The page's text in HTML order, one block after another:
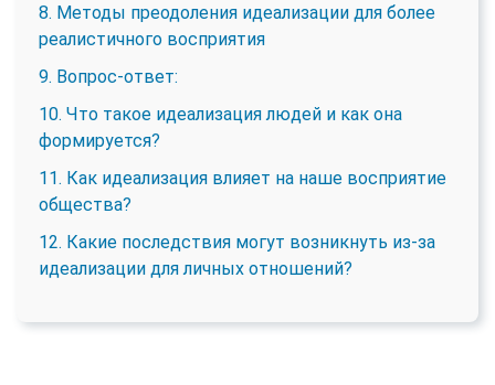
8. Методы преодоления идеализации для более
реалистичного восприятия
9. Вопрос-ответ:
10. Что такое идеализация людей и как она
формируется?
11. Как идеализация влияет на наше восприятие
общества?
12. Какие последствия могут возникнуть из-за
идеализации для личных отношений?